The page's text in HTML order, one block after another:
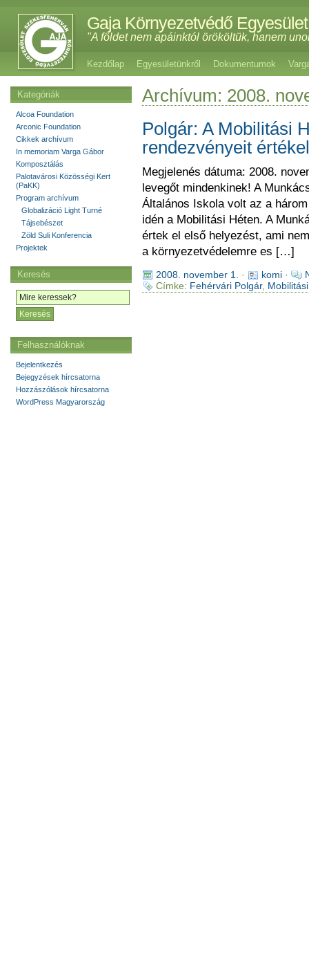
Gaja Környezetvédő Egyesület
"A földet nem apáinktól örököltük, hanem
Kezdőlap Egyesületünkről Dokumentumok
Archívum: 2008.
Polgár: A Mobilitási
rendezvényeit
Megjelenés dátuma: 2008.
levegőt mindenkinek! A
Általános Iskola volt az a
idén a Mobilitási Héten. A
értek el első helyezést, ami
a környezetvédelemre es […]
2008. november 1. · komi·
Címke: Fehérvári Polgár,
Kategóriák
Alcoa Foundation
Arconic Foundation
Cikkek archívum
In memoriam Varga Gábor
Komposztálás
Palotavárosi Közösségi Kert
(PaKK)
Program archívum
Globalizáció Light Turné
Tájsebészet
Zöld Suli Konferencia
Projektek
Keresés
Felhasználóknak
Bejelentkezés
Bejegyzések hírcsatorna
Hozzászólások hírcsatorna
WordPress Magyarország